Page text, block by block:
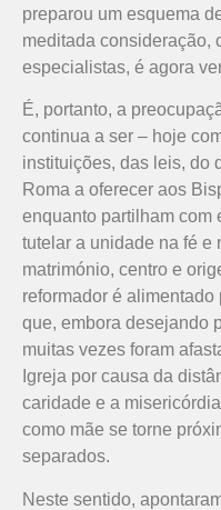
preparou um esquema
meditada consideração,
especialistas, é agora
É, portanto, a
continua a ser – hoje
instituições, das leis, do
Roma a oferecer aos
enquanto partilham com
tutelar a unidade na fé e
matrimónio, centro e
reformador é
que, embora desejando
muitas vezes foram
Igreja por causa da
caridade e a
como mãe se torne
separados.
Neste sentido,